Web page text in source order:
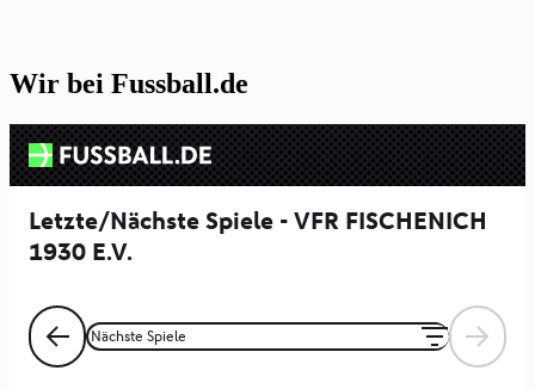
Wir bei Fussball.de